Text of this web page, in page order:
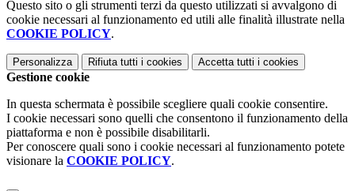
Questo sito o gli strumenti terzi da questo utilizzati si avvalgono di
cookie necessari al funzionamento ed utili alle finalità illustrate nella
COOKIE POLICY.
Personalizza Rifiuta tutti i cookies Accetta tutti i cookies
Gestione cookie
In questa schermata è possibile scegliere quali cookie consentire.
I cookie necessari sono quelli che consentono il funzionamento della
piattaforma e non è possibile disabilitarli.
Per conoscere quali sono i cookie necessari al funzionamento potete
visionare la COOKIE POLICY.